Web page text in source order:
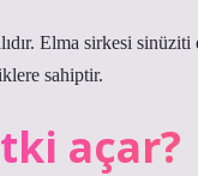
Elma sirkesi
sahiptir.
açar?